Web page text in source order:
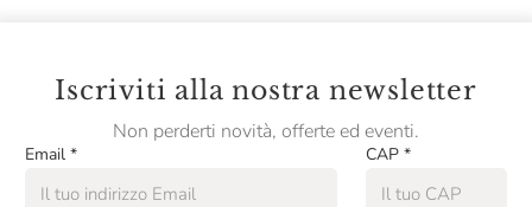
Filippini
Fior Di Loto
Fox Italia
Iscriviti alla nostra newsletter
Non perderti novità, offerte ed eventi.
Email * CAP *